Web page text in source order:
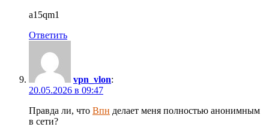
a15qm1
Ответить
vpn_vlon:
20.05.2026 в 09:47
Правда ли, что Впн делает меня полностью анонимным
в сети?